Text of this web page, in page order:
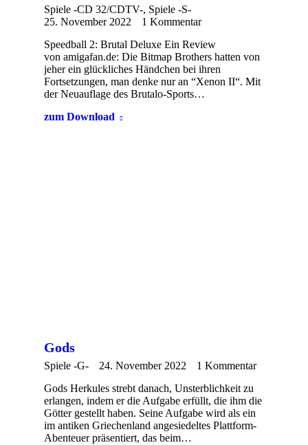
Spiele -CD 32/CDTV-, Spiele -S-
25. November 2022
1 Kommentar
Speedball 2: Brutal Deluxe Ein Review
von amigafan.de: Die Bitmap Brothers hatten von
jeher ein glückliches Händchen bei ihren
Fortsetzungen, man denke nur an “Xenon II“. Mit
der Neuauflage des Brutalo-Sports…
zum Download
Gods
Spiele -G- 24. November 2022
1 Kommentar
Gods Herkules strebt danach, Unsterblichkeit zu
erlangen, indem er die Aufgabe erfüllt, die ihm die
Götter gestellt haben. Seine Aufgabe wird als ein
im antiken Griechenland angesiedeltes Plattform-
Abenteuer präsentiert, das beim…